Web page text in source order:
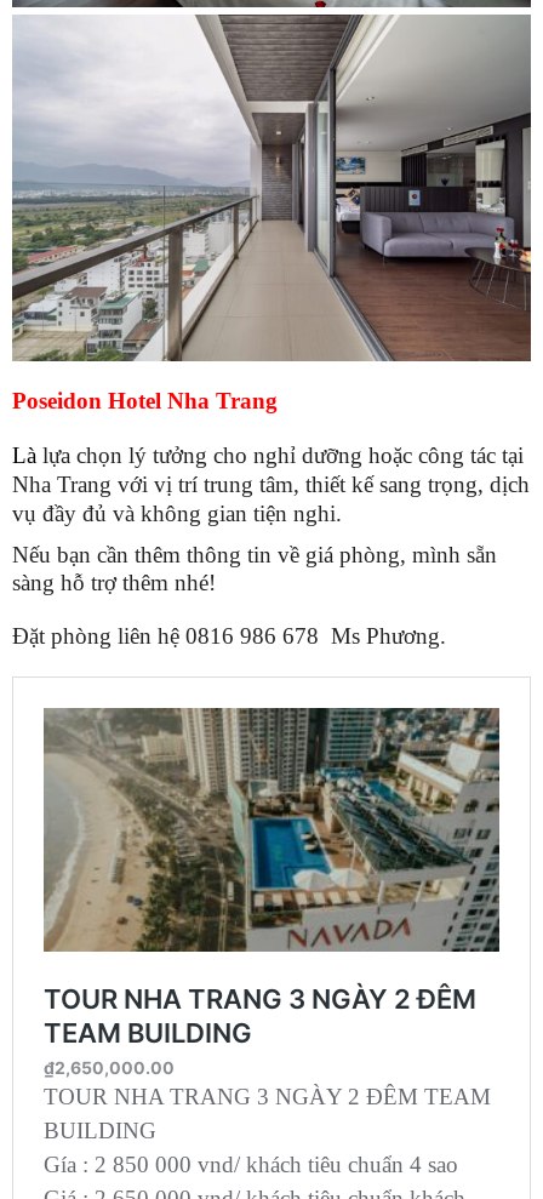
Poseidon Hotel Nha Trang
Là lựa chọn lý tưởng cho nghỉ dưỡng hoặc công tác tại
Nha Trang với vị trí trung tâm, thiết kế sang trọng, dịch
vụ đầy đủ và không gian tiện nghi.
Nếu bạn cần thêm thông tin về giá phòng, mình sẵn
sàng hỗ trợ thêm nhé!
Đặt phòng liên hệ 0816 986 678 Ms Phương.